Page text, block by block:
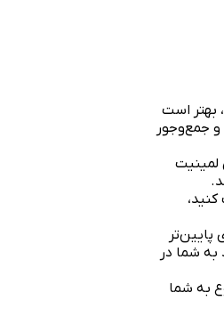
بهتر است
و جمع‌وجور
لمینیت
شما در
به شما